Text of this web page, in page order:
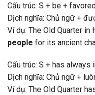
Cấu trúc: S + be +
Dịch nghĩa: Chủ ngữ +
Ví dụ: The Old Quarter in
people for its ancient
Cấu trúc: S + has
Dịch nghĩa: Chủ ngữ +
Ví dụ: The Old Quarter